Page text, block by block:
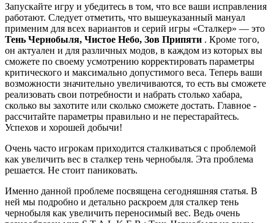
Запускайте игру и убедитесь в том, что все ваши исправления
работают. Следует отметить, что вышеуказанный мануал
применим для всех вариантов и серий игры «Сталкер» — это
Тень Чернобыля, Чистое Небо, Зов Припяти . Кроме того,
он актуален и для различных модов, в каждом из которых вы
сможете по своему усмотрению корректировать параметры
критического и максимально допустимого веса. Теперь ваши
возможности значительно увеличиваются, то есть вы сможете
реализовать свои потребности и набрать столько хабара,
сколько вы захотите или сколько сможете достать. Главное -
рассчитайте параметры правильно и не перестарайтесь.
Успехов и хорошей добычи!
Очень часто игрокам приходится сталкиваться с проблемой
как увеличить вес в сталкер тень чернобыля. Эта проблема
решается. Не стоит паниковать.
Именно данной проблеме посвящена сегодняшняя статья. В
ней мы подробно и детально раскроем для сталкер тень
чернобыля как увеличить переносимый вес. Ведь очень